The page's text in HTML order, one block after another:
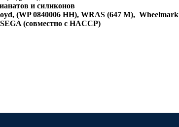
и силиконов
(WP 0840006 HH), WRAS (647 M), Wheelmark
(совместно с HACCP)